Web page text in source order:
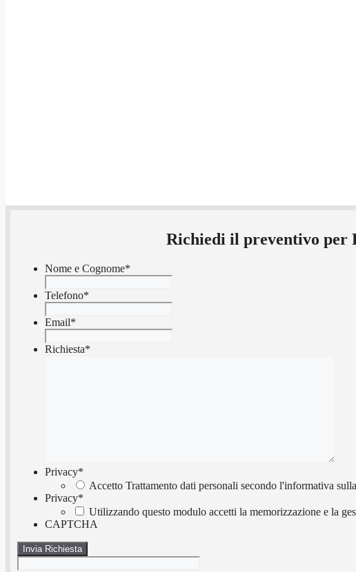
Richiedi il preventivo per
Nome e Cognome*
Telefono*
Email*
Richiesta*
Privacy*
Accetto Trattamento dati personali secondo l'informativa sulla
Privacy*
Utilizzando questo modulo accetti la memorizzazione e la
CAPTCHA